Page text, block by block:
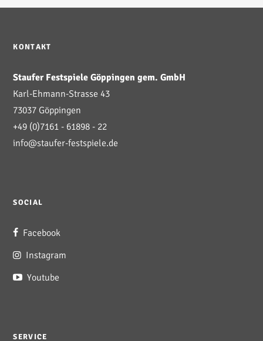
KONTAKT
Staufer Festspiele Göppingen gem. GmbH
Karl-Ehmann-Strasse 43
73037 Göppingen
+49 (0)7161 - 61898 - 22
info@staufer-festspiele.de
SOCIAL
Facebook
Instagram
Youtube
SERVICE